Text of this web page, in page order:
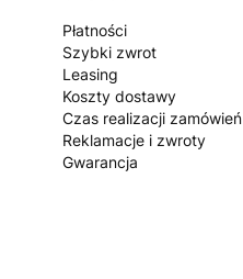
Płatności
Szybki zwrot
Leasing
Koszty dostawy
Czas realizacji zamówień
Reklamacje i zwroty
Gwarancja